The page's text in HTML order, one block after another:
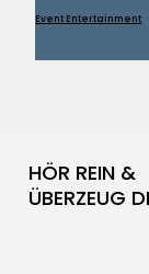
Event Entertainment
HÖR REIN &
ÜBERZEUG